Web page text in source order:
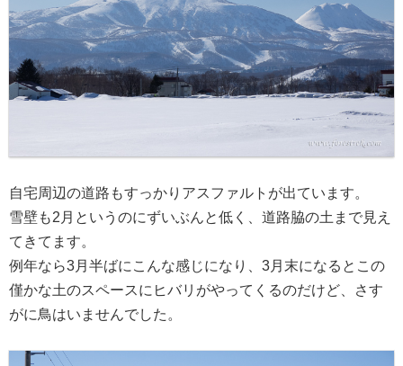
自宅周辺の道路もすっかりアスファルトが出ています。
雪壁も2月というのにずいぶんと低く、道路脇の土まで見え
てきてます。
例年なら3月半ばにこんな感じになり、3月末になるとこの
僅かな土のスペースにヒバリがやってくるのだけど、さす
がに鳥はいませんでした。